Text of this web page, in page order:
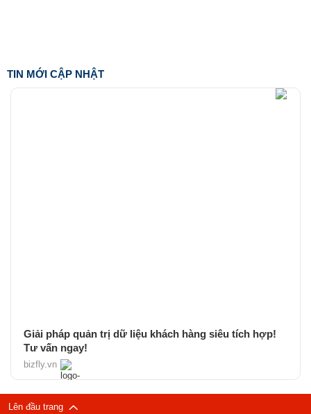
TIN MỚI CẬP NHẬT
Giải pháp quản trị dữ liệu khách hàng siêu tích hợp!
Tư vấn ngay!
bizfly.vn
Lên đầu trang